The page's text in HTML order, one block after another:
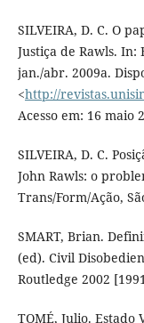
SILVEIRA, D. C. O
Justiça de Rawls. In:
jan./abr. 2009a.
<http://
Acesso em: 16 maio
SILVEIRA, D. C.
John Rawls: o
Trans/Form/Ação,
SMART, Brian.
(ed). Civil
Routledge 2002
TOMÉ, Julio. Estado